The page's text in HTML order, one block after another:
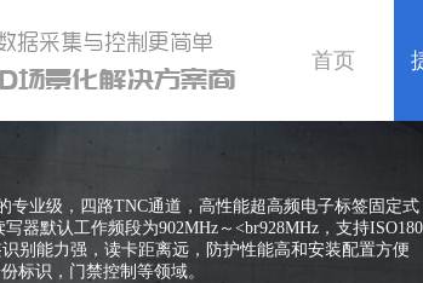
据采集与控制更简单
场景化解决方案商
首页
距离一体式读写器
专业级，四路TNC通道，高性能超高频电子标签固定式
器默认工作频段为902MHz～<br928MHz，支持ISO180
别能力强，读卡距离远，防护性能高和安装配置方便
标识，门禁控制等领域。